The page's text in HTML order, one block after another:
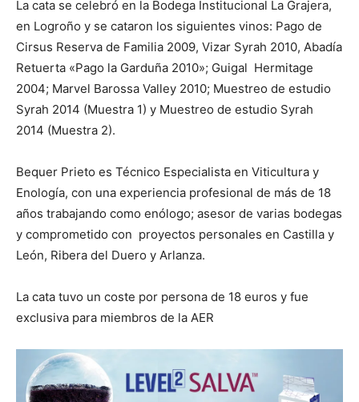
La cata se celebró en la Bodega Institucional La Grajera,
en Logroño y se cataron los siguientes vinos: Pago de
Cirsus Reserva de Familia 2009, Vizar Syrah 2010, Abadía
Retuerta «Pago la Garduña 2010»; Guigal Hermitage
2004; Marvel Barossa Valley 2010; Muestreo de estudio
Syrah 2014 (Muestra 1) y Muestreo de estudio Syrah
2014 (Muestra 2).
Bequer Prieto es Técnico Especialista en Viticultura y
Enología, con una experiencia profesional de más de 18
años trabajando como enólogo; asesor de varias bodegas
y comprometido con proyectos personales en Castilla y
León, Ribera del Duero y Arlanza.
La cata tuvo un coste por persona de 18 euros y fue
exclusiva para miembros de la AER